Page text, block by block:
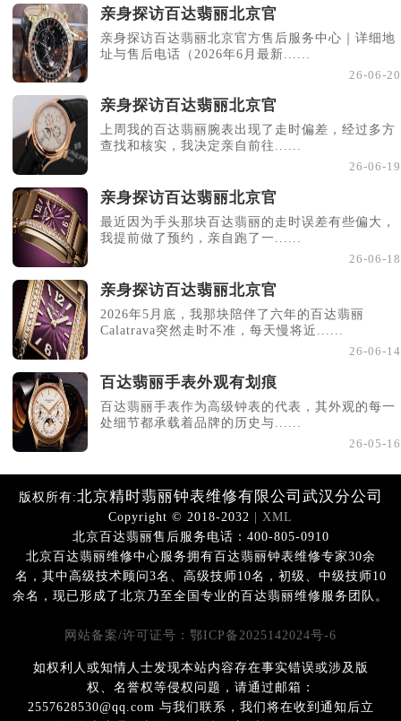
亲身探访百达翡丽北京官
亲身探访百达翡丽北京官方售后服务中心｜详细地
址与售后电话（2026年6月最新......
26-06-20
亲身探访百达翡丽北京官
上周我的百达翡丽腕表出现了走时偏差，经过多方
查找和核实，我决定亲自前往......
26-06-19
亲身探访百达翡丽北京官
最近因为手头那块百达翡丽的走时误差有些偏大，
我提前做了预约，亲自跑了一......
26-06-18
亲身探访百达翡丽北京官
2026年5月底，我那块陪伴了六年的百达翡丽
Calatrava突然走时不准，每天慢将近......
26-06-14
百达翡丽手表外观有划痕
百达翡丽手表作为高级钟表的代表，其外观的每一
处细节都承载着品牌的历史与......
26-05-16
版权所有:北京精时翡丽钟表维修有限公司武汉分公司
Copyright © 2018-2032 | XML
北京百达翡丽售后服务电话：400-805-0910
北京百达翡丽维修中心服务拥有百达翡丽钟表维修专家30余
名，其中高级技术顾问3名、高级技师10名，初级、中级技师10
余名，现已形成了北京乃至全国专业的百达翡丽维修服务团队。
网站备案/许可证号：鄂ICP备2025142024号-6
如权利人或知情人士发现本站内容存在事实错误或涉及版
权、名誉权等侵权问题，请通过邮箱：
2557628530@qq.com 与我们联系，我们将在收到通知后立